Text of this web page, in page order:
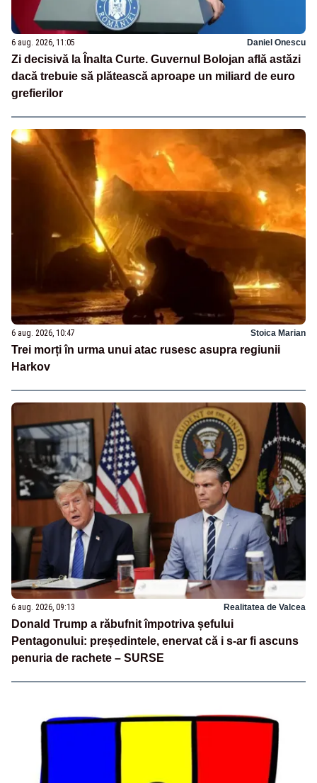
6 aug. 2026, 11:05 Daniel Onescu
Zi decisivă la Înalta Curte. Guvernul Bolojan află astăzi
dacă trebuie să plătească aproape un miliard de euro
grefierilor
6 aug. 2026, 10:47 Stoica Marian
Trei morți în urma unui atac rusesc asupra regiunii
Harkov
6 aug. 2026, 09:13 Realitatea de Valcea
Donald Trump a răbufnit împotriva șefului
Pentagonului: președintele, enervat că i s-ar fi ascuns
penuria de rachete – SURSE